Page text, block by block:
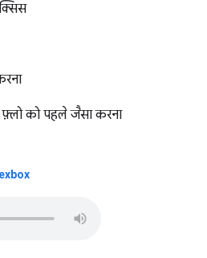
को पहले जैसा करना